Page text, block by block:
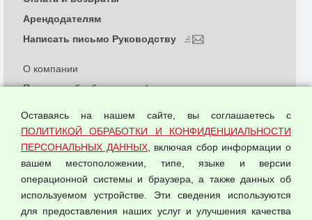
© 2026 ООО "Феникс"
О компании
Политика обработки и конфиденциальности
Согласием на обработку персональных данных
Оферта оптовой купли-продажи
Публичная оферта
Арендодателям
Написать письмо Руководству
Оставаясь на нашем сайте, вы соглашаетесь с
ПОЛИТИКОЙ ОБРАБОТКИ И КОНФИДЕНЦИАЛЬНОСТИ
ПЕРСОНАЛЬНЫХ ДАННЫХ, включая сбор информации о
вашем местоположении, типе, языке и версии
операционной системы и браузера, а также данных об
используемом устройстве. Эти сведения используются
для предоставления наших услуг и улучшения качества